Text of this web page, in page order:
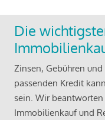
Die
Zinsen, Gebühren
passenden Kredit
sein. Wir
Immobilienkauf und